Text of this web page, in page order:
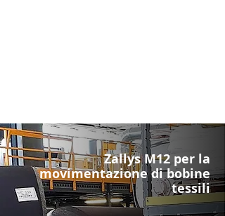
Zallys M12 per la
movimentazione di bobine
tessili